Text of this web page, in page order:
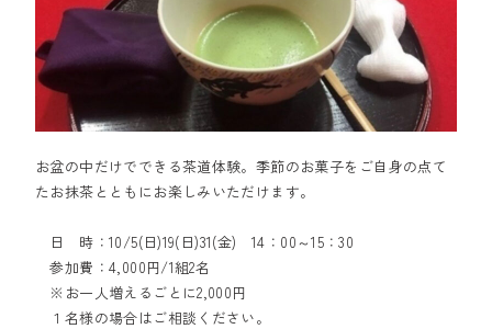
お盆の中だけでできる茶道体験。季節のお菓子をご自身の点て
たお抹茶とともにお楽しみいただけます。
日 時：10/5(日)19(日)31(金) 14：00～15：30
参加費：4,000円/1組2名
※お一人増えるごとに2,000円
１名様の場合はご相談ください。